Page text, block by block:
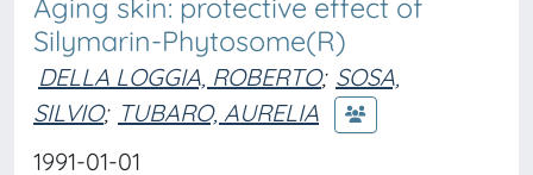
Aging skin: protective effect of
Silymarin-Phytosome(R)
DELLA LOGGIA, ROBERTO; SOSA,
SILVIO; TUBARO, AURELIA
1991-01-01